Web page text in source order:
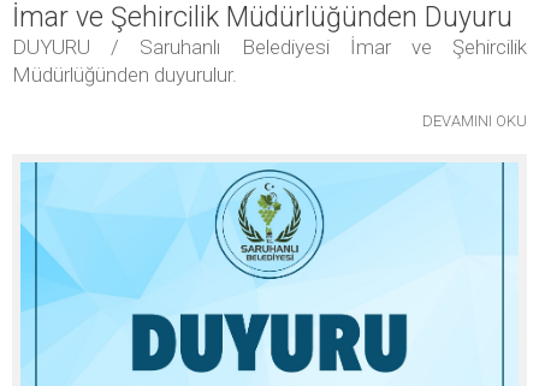
İmar ve Şehircilik Müdürlüğünden Duyuru
DUYURU / Saruhanlı Belediyesi İmar ve Şehircilik
Müdürlüğünden duyurulur.
DEVAMINI OKU